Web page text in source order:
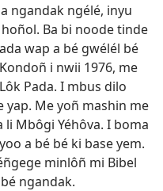
ngandak ngélé, inyu
Ba bi noode tinde
wap a bé gwélél bé
i nwii 1976, me
Pada. I mbus dilo
yap. Me yoñ mashin me
Mbôgi Yéhôva. I boma
a bé bé ki base yem.
minlôñ mi Bibel
ngandak.